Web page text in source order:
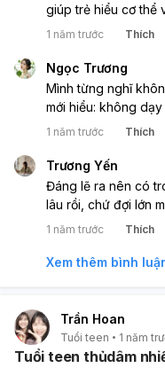
giúp trẻ hiểu cơ thể
1 năm trước Thích
Ngọc Trương
Mình từng nghĩ
mới hiểu: không
1 năm trước Thích
Trương Yến
Đáng lẽ ra nên có
lâu rồi, chứ đợi lớn
1 năm trước Thích
Xem thêm bình
Trần Hoan
Tuổi teen 1 năm
Tuổi teen thủdâm